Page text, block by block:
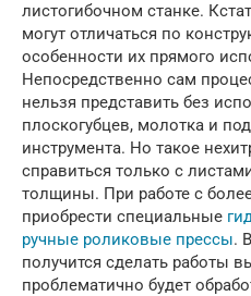
листогибочном станке.
могут отличаться по
особенности их прямого
Непосредственно сам
нельзя представить без
плоскогубцев, молотка и
инструмента. Но такое
справиться только с
толщины. При работе с
приобрести специальные
ручные роликовые прессы.
получится сделать работы
проблематично будет